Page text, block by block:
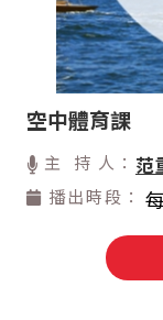
空中體育課
主 持 人： 范
播出時段：